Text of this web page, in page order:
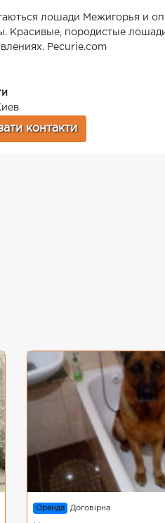
лошади Межигорья и
Красивые, породистые
Pecurie.com
контакти
Оренда Договірна